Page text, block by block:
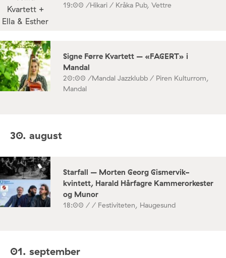
19:00 /Hikari / Kråka Pub, Vettre
Signe Førre Kvartett – «FAGERT» i
Mandal
20:00 /Mandal Jazzklubb / Piren Kulturrom,
Mandal
30. august
Starfall – Morten Georg Gismervik-
kvintett, Harald Hårfagre Kammerorkester
og Munor
18:00 / / Festiviteten, Haugesund
01. september